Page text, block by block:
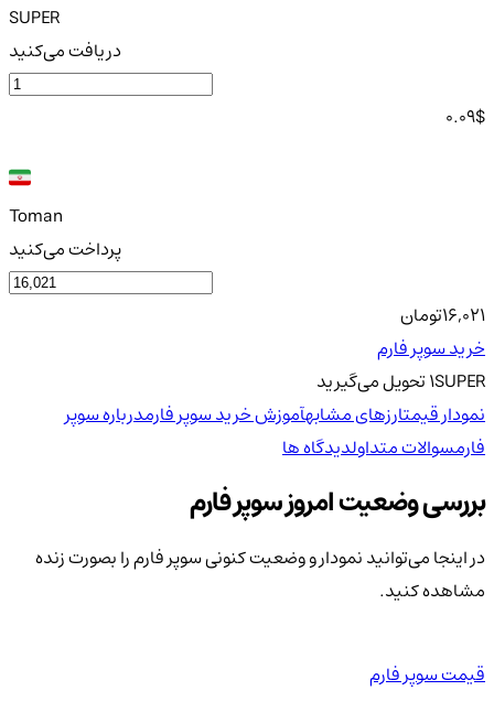
SUPER
دریافت می‌کنید
0.09$
Toman
پرداخت می‌کنید
16,021تومان
خرید سوپر فارم
1SUPERتحویلمی‌گیرید
نمودار قیمتارزهای مشابهآموزش خرید سوپر فارمدرباره سوپر
فارمسوالات متداولدیدگاه ها
بررسی وضعیت امروز سوپر فارم
در اینجا می‌توانید نمودار و وضعیت کنونی سوپر فارم را بصورت زنده
مشاهده کنید.
قیمت سوپر فارم